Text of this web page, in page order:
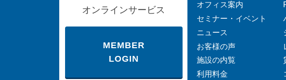
オンラインサービス
MEMBER
LOGIN
オフィス案内
セミナー・イベント
ニュース
お客様の声
施設の内覧
利用料金